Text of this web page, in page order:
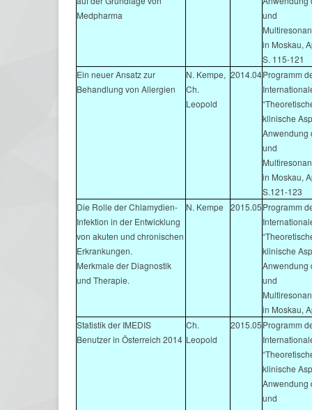
Medpharma
und
in Moskau,
S. 115-121
Ein neuer Ansatz zur
Behandlung von Allergien
N. Kempe,
Ch.
Leopold
2014.04Programm
klinische
Anwendung
und
in Moskau,
S.121-123
Die Rolle der Chlamydien-
Infektion in der Entwicklung
von akuten und chronischen
Erkrankungen.
Merkmale der Diagnostik
und Therapie.
N. Kempe 2015.05Programm
klinische
Anwendung
und
in Moskau,
Statistik der IMEDIS
Benutzer in Österreich 2014
Ch.
Leopold
2015.05Programm
klinische
Anwendung
und